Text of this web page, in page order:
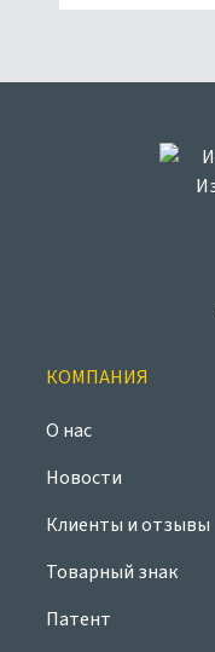
КОМПАНИЯ
О нас
Новости
Клиенты и отзывы
Товарный знак
Патент